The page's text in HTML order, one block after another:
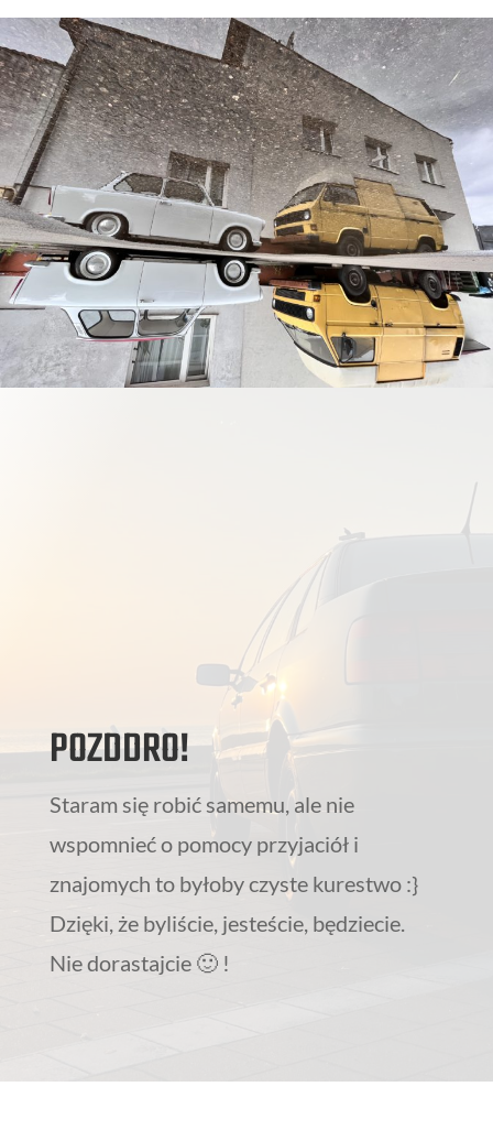
POZDDRO!
Staram się robić samemu, ale nie
wspomnieć o pomocy przyjaciół i
znajomych to byłoby czyste kurestwo :}
Dzięki, że byliście, jesteście, będziecie.
Nie dorastajcie 🙂 !